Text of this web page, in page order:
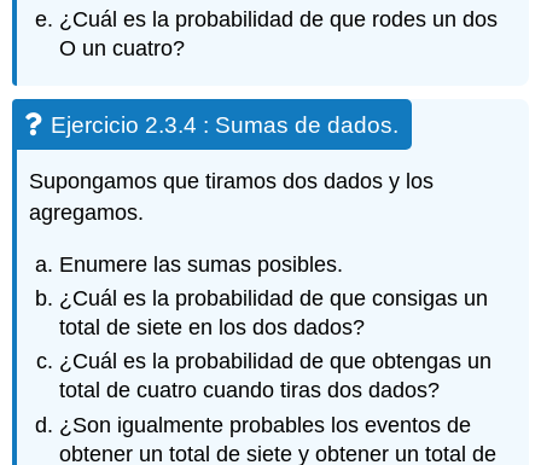
¿Cuál es la probabilidad de que rodes un dos
O un cuatro?
Ejercicio 2.3.4 : Sumas de dados.
Supongamos que tiramos dos dados y los
agregamos.
Enumere las sumas posibles.
¿Cuál es la probabilidad de que consigas un
total de siete en los dos dados?
¿Cuál es la probabilidad de que obtengas un
total de cuatro cuando tiras dos dados?
¿Son igualmente probables los eventos de
obtener un total de siete y obtener un total de